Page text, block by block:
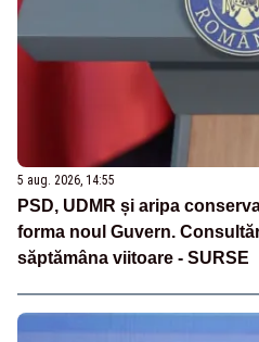
5 aug. 2026, 14:55
PSD, UDMR și aripa
forma noul Guvern.
săptămâna viitoare - SURSE